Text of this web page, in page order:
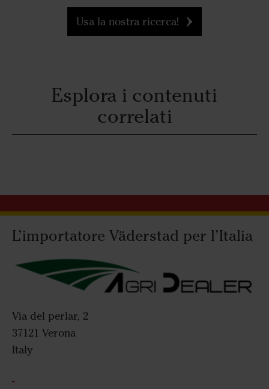
Usa la nostra ricerca!
Esplora i contenuti
correlati
L’importatore Väderstad per l’Italia
Via del perlar, 2
37121 Verona
Italy
-